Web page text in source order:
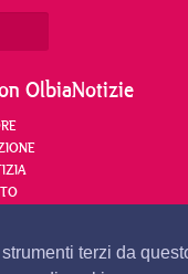
terzi da
OlbiaNotizie